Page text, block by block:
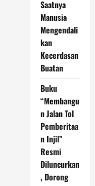
Saatnya
Manusia
Mengendali
kan
Kecerdasan
Buatan
Buku
“Membangu
n Jalan Tol
Pemberitaa
n Injil”
Resmi
Diluncurkan
, Dorong